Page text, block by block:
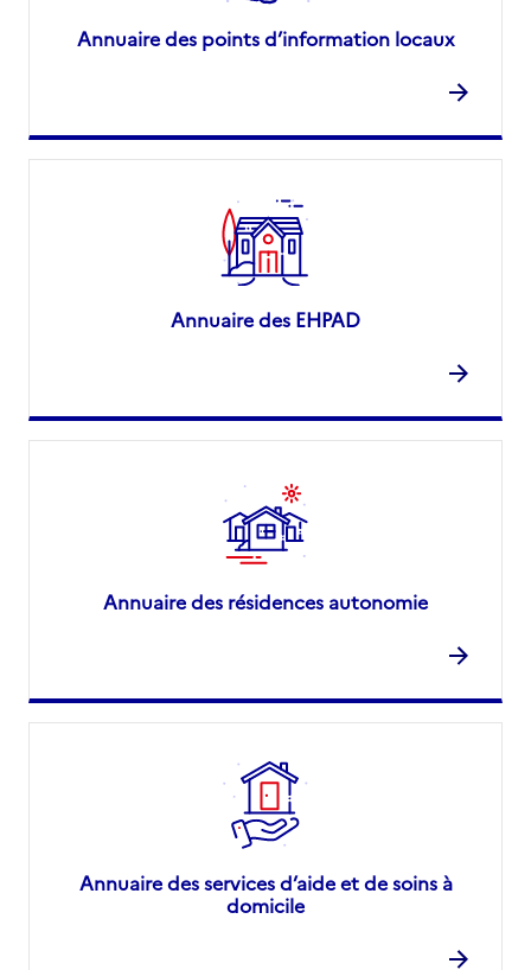
Annuaire des points d’information locaux
Annuaire des EHPAD
Annuaire des résidences autonomie
Annuaire des services d’aide et de soins à
domicile